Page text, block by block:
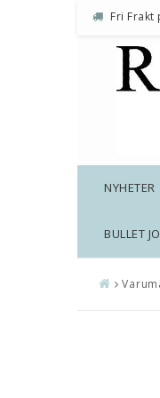
Fri Frakt
NYHETER
BULLET